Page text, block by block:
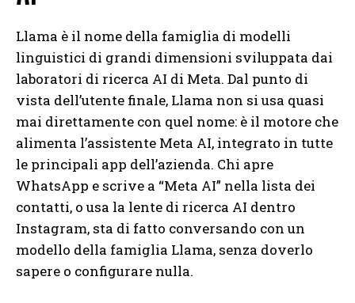
Llama è il nome della famiglia di modelli
linguistici di grandi dimensioni sviluppata dai
laboratori di ricerca AI di Meta. Dal punto di
vista dell’utente finale, Llama non si usa quasi
mai direttamente con quel nome: è il motore che
alimenta l’assistente Meta AI, integrato in tutte
le principali app dell’azienda. Chi apre
WhatsApp e scrive a “Meta AI” nella lista dei
contatti, o usa la lente di ricerca AI dentro
Instagram, sta di fatto conversando con un
modello della famiglia Llama, senza doverlo
sapere o configurare nulla.